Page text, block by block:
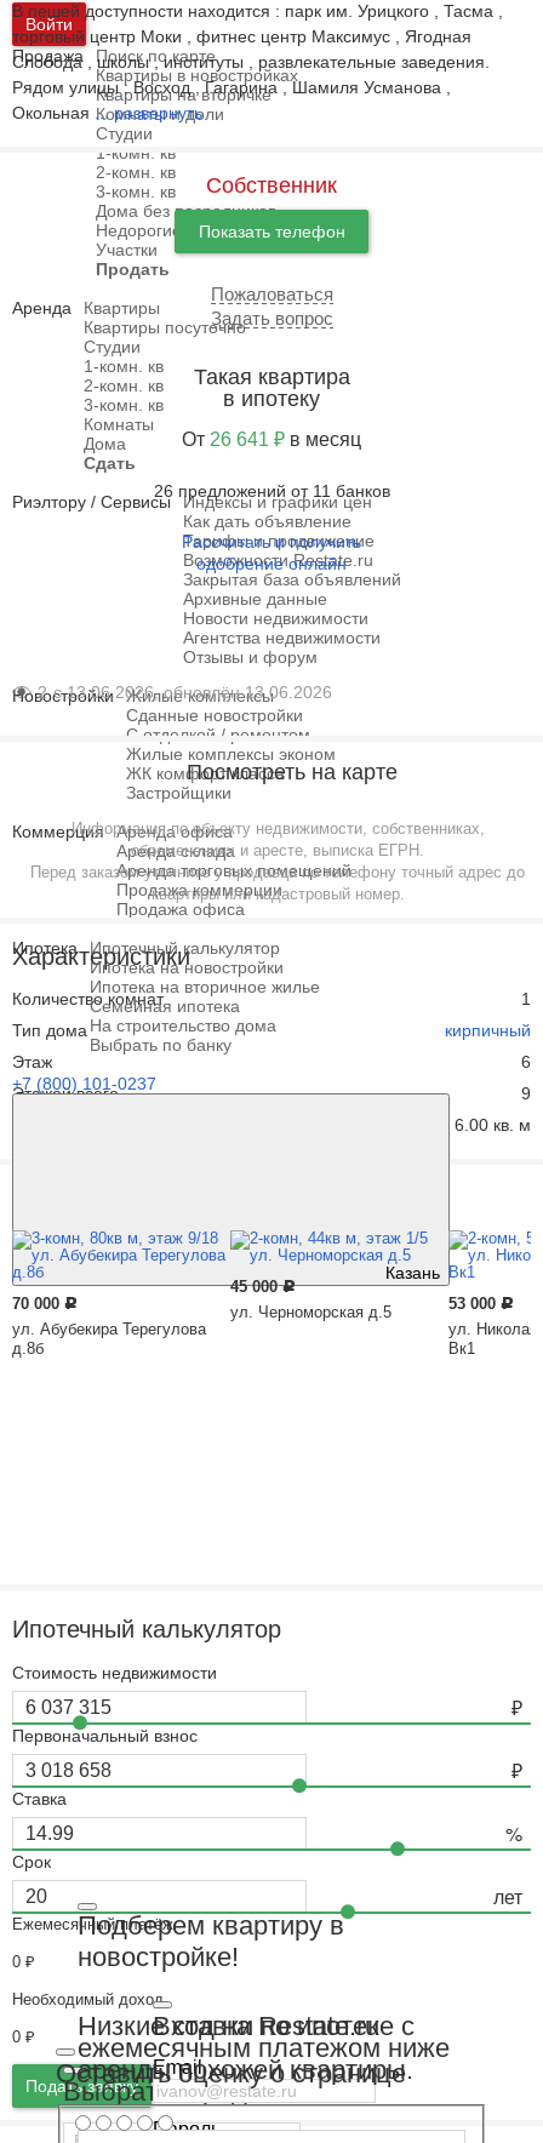
Войти
Продажа
Поиск по карте
Квартиры в новостройках
Квартиры на вторичке
Комнаты и доли
Студии
1-комн. кв
2-комн. кв
3-комн. кв
Дома без посредников
Недорогие дома
Участки
Продать
Аренда
Квартиры
Квартиры посуточно
Студии
1-комн. кв
2-комн. кв
3-комн. кв
Комнаты
Дома
Сдать
Риэлтору / Сервисы
Индексы и графики цен
Как дать объявление
Тарифы и продвижение
Возможности Restate.ru
Закрытая база объявлений
Архивные данные
Новости недвижимости
Агентства недвижимости
Отзывы и форум
Новостройки
Жилые комплексы
Сданные новостройки
С отделкой / ремонтом
Жилые комплексы эконом
ЖК комфорт класса
Застройщики
Коммерция
Аренда офиса
Аренда склада
Аренда торговых помещений
Продажа коммерции
Продажа офиса
Ипотека
Ипотечный калькулятор
Ипотека на новостройки
Ипотека на вторичное жилье
Семейная ипотека
На строительство дома
Выбрать по банку
+7 (800) 101-0237
Казань
Выбрать город
Вход на Restate.ru
Email
Пароль
В пешей доступности находится : парк им. Урицкого , Тасма ,
торговый центр Моки , фитнес центр Максимус , Ягодная
Слобода , школы , институты , развлекательные заведения.
Рядом улицы : Восход , Гагарина , Шамиля Усманова ,
Окольная ...развернуть
Собственник
Показать телефон
Пожаловаться
Задать вопрос
Такая квартира
в ипотеку
От 26 641 ₽ в месяц
26 предложений от 11 банков
Рассчитать и получить
одобрение онлайн
2 с 13.06.2026, обновлён 13.06.2026
Посмотреть на карте
Информация по объекту недвижимости, собственниках,
обременениях и аресте, выписка ЕГРН.
Перед заказом уточните у продавца по телефону точный адрес до
квартиры или кадастровый номер.
Характеристики
Количество комнат
1
Тип дома
кирпичный
Этаж
6
Этажей всего
9
6.00 кв. м
70 000 Р
ул. Абубекира Терегулова
д.8б
45 000Р
ул. Черноморская д.5 53 000 Р
ул.
Вк1
Ипотечный калькулятор
Стоимость недвижимости
Первоначальный взнос
Ставка
Срок
Ежемесячный платёж
0 ₽
Необходимый доход
0 ₽
Подать заявку
Подберем квартиру в
новостройке!
Низкие ставки по ипотеке с
ежемесячным платежом ниже
аренды похожей квартиры.
Оставить оценку о странице